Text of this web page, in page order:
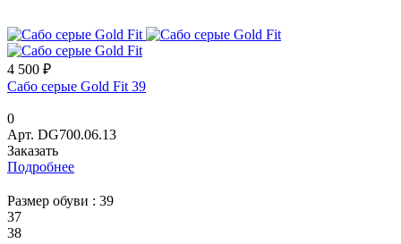
4 500 ₽
Сабо серые Gold Fit 39
0
Арт. DG700.06.13
Заказать
Подробнее
Размер обуви : 39
37
38